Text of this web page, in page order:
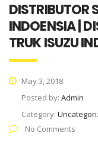
DISTRIBUTOR
INDOENSIA |
TRUK ISUZU
May 3, 2018
Posted by: Admin
Category:
No Comments